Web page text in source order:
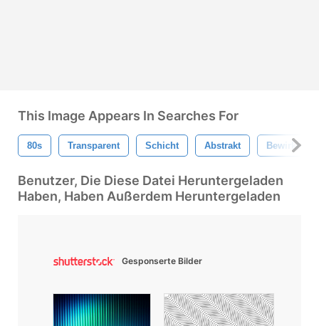
This Image Appears In Searches For
80s Transparent Schicht Abstrakt Bewirken
Benutzer, Die Diese Datei Heruntergeladen
Haben, Haben Außerdem Heruntergeladen
Gesponserte Bilder